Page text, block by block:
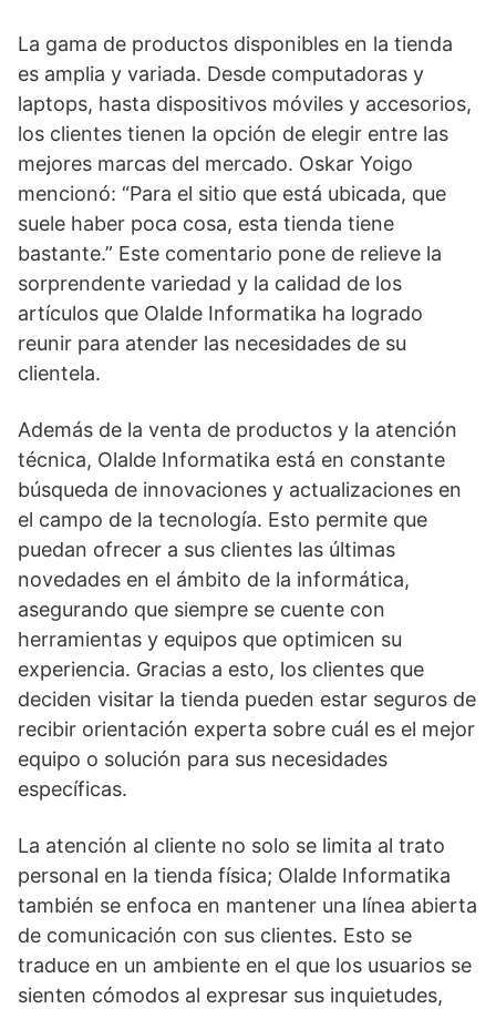
La gama de productos disponibles en la tienda
es amplia y variada. Desde computadoras y
laptops, hasta dispositivos móviles y accesorios,
los clientes tienen la opción de elegir entre las
mejores marcas del mercado. Oskar Yoigo
mencionó: “Para el sitio que está ubicada, que
suele haber poca cosa, esta tienda tiene
bastante.” Este comentario pone de relieve la
sorprendente variedad y la calidad de los
artículos que Olalde Informatika ha logrado
reunir para atender las necesidades de su
clientela.
Además de la venta de productos y la atención
técnica, Olalde Informatika está en constante
búsqueda de innovaciones y actualizaciones en
el campo de la tecnología. Esto permite que
puedan ofrecer a sus clientes las últimas
novedades en el ámbito de la informática,
asegurando que siempre se cuente con
herramientas y equipos que optimicen su
experiencia. Gracias a esto, los clientes que
deciden visitar la tienda pueden estar seguros de
recibir orientación experta sobre cuál es el mejor
equipo o solución para sus necesidades
específicas.
La atención al cliente no solo se limita al trato
personal en la tienda física; Olalde Informatika
también se enfoca en mantener una línea abierta
de comunicación con sus clientes. Esto se
traduce en un ambiente en el que los usuarios se
sienten cómodos al expresar sus inquietudes,